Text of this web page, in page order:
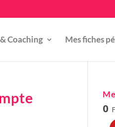
Coaching Mes fiches
0